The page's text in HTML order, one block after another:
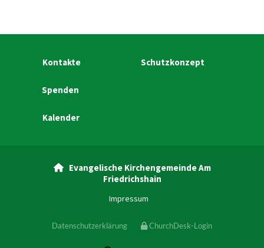
Kontakte Schutzkonzept
Spenden
Kalender
Evangelische Kirchengemeinde Am
Friedrichshain
Impressum
Datenschutzerklärung ChurchDesk-Login